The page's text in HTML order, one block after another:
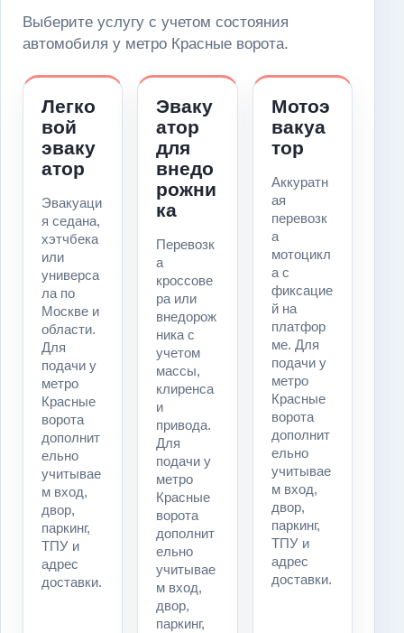
Выберите услугу с учетом состояния
автомобиля у метро Красные ворота.
Легко
вой
эваку
атор
Эвакуаци
я седана,
хэтчбека
или
универса
ла по
Москве и
области.
Для
подачи у
метро
Красные
ворота
дополнит
ельно
учитывае
м вход,
двор,
паркинг,
ТПУ и
адрес
доставки.
Эваку
атор
для
внедо
рожни
ка
Перевозк
а
кроссове
ра или
внедорож
ника с
учетом
массы,
клиренса
и
привода.
Для
подачи у
метро
Красные
ворота
дополнит
ельно
учитывае
м вход,
двор,
паркинг,
Мотоэ
вакуа
тор
Аккуратн
ая
перевозк
а
мотоцикл
а с
фиксацие
й на
платфор
ме. Для
подачи у
метро
Красные
ворота
дополнит
ельно
учитывае
м вход,
двор,
паркинг,
ТПУ и
адрес
доставки.